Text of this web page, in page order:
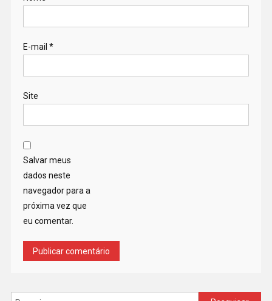
E-mail *
Site
Salvar meus
dados neste
navegador para a
próxima vez que
eu comentar.
Pesquisar